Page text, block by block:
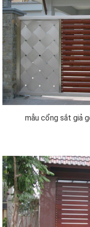
mẫu cổng sắt giả